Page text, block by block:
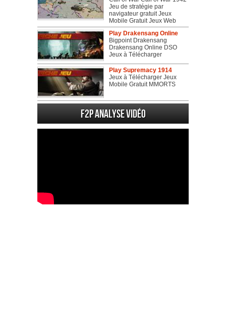
Jeu de stratégie par
navigateur gratuit Jeux
Mobile Gratuit Jeux Web
Play Drakensang Online
Bigpoint Drakensang
Drakensang Online DSO
Jeux à Télécharger
Play Supremacy 1914
Jeux à Télécharger Jeux
Mobile Gratuit MMORTS
F2P Analyse vidéo